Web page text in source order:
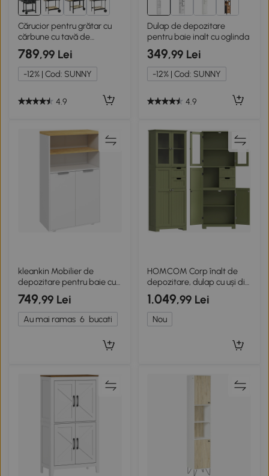
Cărucior pentru grătar cu
cărbune cu tavă de
cărbune
789,99 Lei
-12% | Cod: SUNNY
4.9
Dulap de depozitare
pentru baie inalt cu oglinda
349,99 Lei
-12% | Cod: SUNNY
4.9
kleankin Mobilier de
depozitare pentru baie cu
2 uși și 2 compartimente
deschise dim. 60L x 30A x
102H cm, alb
749,99 Lei
Au mai ramas 6 bucati
HOMCOM Corp înalt de
depozitare, dulap cu uși din
sticlă și rafturi reglabile
pentru baie, bucătărie,
living, verde
1.049,99 Lei
Nou